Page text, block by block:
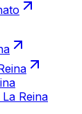
Reina